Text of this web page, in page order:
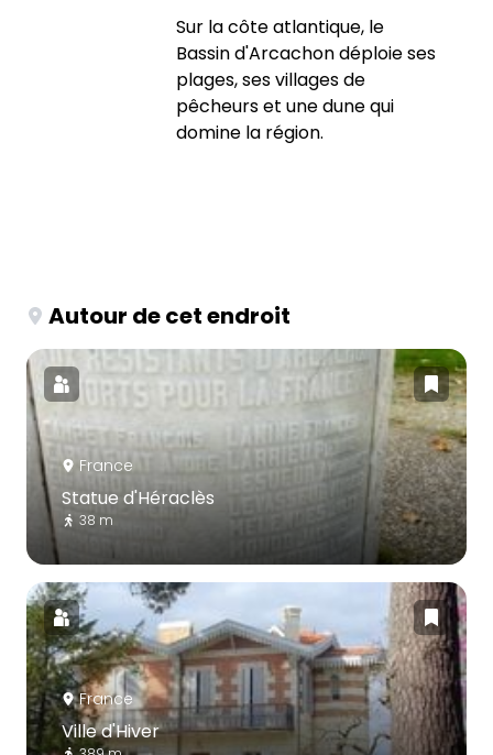
Sur la côte atlantique, le
Bassin d'Arcachon déploie ses
plages, ses villages de
pêcheurs et une dune qui
domine la région.
Autour de cet endroit
France
Statue d'Héraclès
38 m
France
Ville d'Hiver